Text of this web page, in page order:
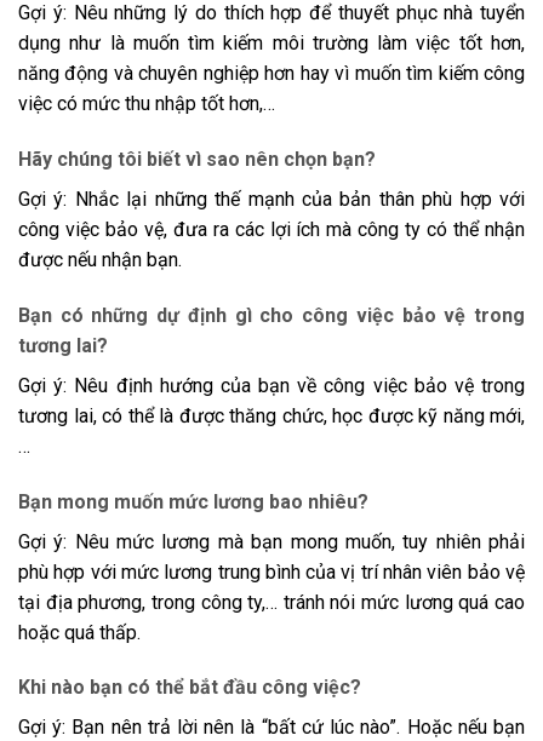
Gợi ý: Nêu những lý do thích hợp để thuyết phục nhà tuyển
dụng như là muốn tìm kiếm môi trường làm việc tốt hơn,
năng động và chuyên nghiệp hơn hay vì muốn tìm kiếm công
việc có mức thu nhập tốt hơn,…
Hãy chúng tôi biết vì sao nên chọn bạn?
Gợi ý: Nhắc lại những thế mạnh của bản thân phù hợp với
công việc bảo vệ, đưa ra các lợi ích mà công ty có thể nhận
được nếu nhận bạn.
Bạn có những dự định gì cho công việc bảo vệ trong
tương lai?
Gợi ý: Nêu định hướng của bạn về công việc bảo vệ trong
tương lai, có thể là được thăng chức, học được kỹ năng mới,
…
Bạn mong muốn mức lương bao nhiêu?
Gợi ý: Nêu mức lương mà bạn mong muốn, tuy nhiên phải
phù hợp với mức lương trung bình của vị trí nhân viên bảo vệ
tại địa phương, trong công ty,… tránh nói mức lương quá cao
hoặc quá thấp.
Khi nào bạn có thể bắt đầu công việc?
Gợi ý: Bạn nên trả lời nên là “bất cứ lúc nào”. Hoặc nếu bạn